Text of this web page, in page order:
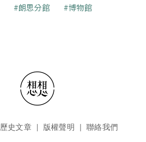
朗思分館
博物館
歷史文章 版權聲明 聯絡我們